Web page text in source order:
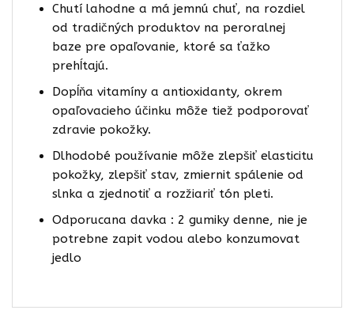
Chutí lahodne a má jemnú chuť, na rozdiel
od tradičných produktov na peroralnej
baze pre opaľovanie, ktoré sa ťažko
prehĺtajú.
Dopĺňa vitamíny a antioxidanty, okrem
opaľovacieho účinku môže tiež podporovať
zdravie pokožky.
Dlhodobé používanie môže zlepšiť elasticitu
pokožky, zlepšiť stav, zmiernit spálenie od
slnka a zjednotiť a rozžiariť tón pleti.
Odporucana davka : 2 gumiky denne, nie je
potrebne zapit vodou alebo konzumovat
jedlo